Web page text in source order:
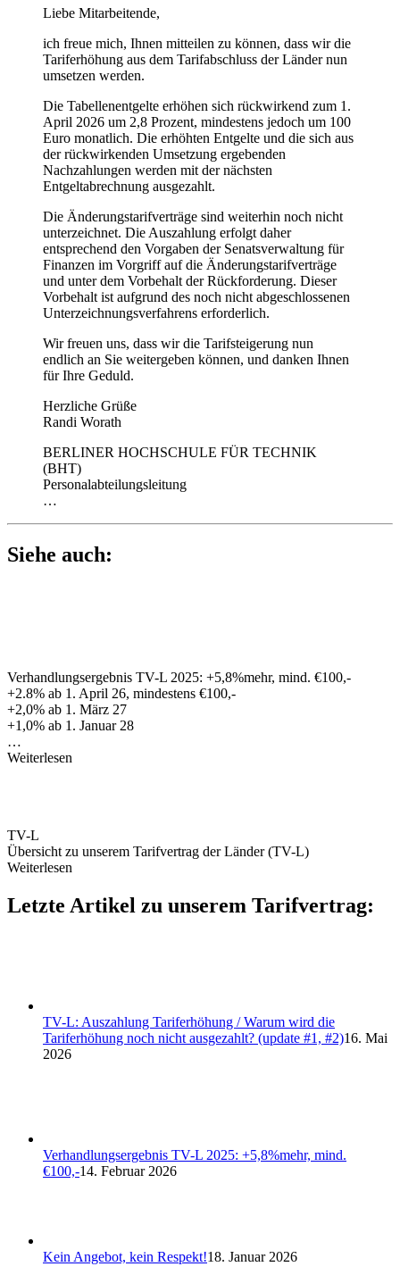
Liebe Mitarbeitende,
ich freue mich, Ihnen mitteilen zu können, dass wir die
Tariferhöhung aus dem Tarifabschluss der Länder nun
umsetzen werden.
Die Tabellenentgelte erhöhen sich rückwirkend zum 1.
April 2026 um 2,8 Prozent, mindestens jedoch um 100
Euro monatlich. Die erhöhten Entgelte und die sich aus
der rückwirkenden Umsetzung ergebenden
Nachzahlungen werden mit der nächsten
Entgeltabrechnung ausgezahlt.
Die Änderungstarifverträge sind weiterhin noch nicht
unterzeichnet. Die Auszahlung erfolgt daher
entsprechend den Vorgaben der Senatsverwaltung für
Finanzen im Vorgriff auf die Änderungstarifverträge
und unter dem Vorbehalt der Rückforderung. Dieser
Vorbehalt ist aufgrund des noch nicht abgeschlossenen
Unterzeichnungsverfahrens erforderlich.
Wir freuen uns, dass wir die Tarifsteigerung nun
endlich an Sie weitergeben können, und danken Ihnen
für Ihre Geduld.
Herzliche Grüße
Randi Worath
BERLINER HOCHSCHULE FÜR TECHNIK
(BHT)
Personalabteilungsleitung
…
Siehe auch:
Verhandlungsergebnis TV-L 2025: +5,8%mehr, mind. €100,-
+2.8% ab 1. April 26, mindestens €100,-
+2,0% ab 1. März 27
+1,0% ab 1. Januar 28
…
Weiterlesen
TV-L
Übersicht zu unserem Tarifvertrag der Länder (TV-L)
Weiterlesen
Letzte Artikel zu unserem Tarifvertrag:
TV-L: Auszahlung Tariferhöhung / Warum wird die
Tariferhöhung noch nicht ausgezahlt? (update #1, #2)16. Mai
2026
Verhandlungsergebnis TV-L 2025: +5,8%mehr, mind.
€100,-14. Februar 2026
Kein Angebot, kein Respekt!18. Januar 2026